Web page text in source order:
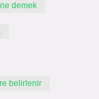
demek
belirlenir